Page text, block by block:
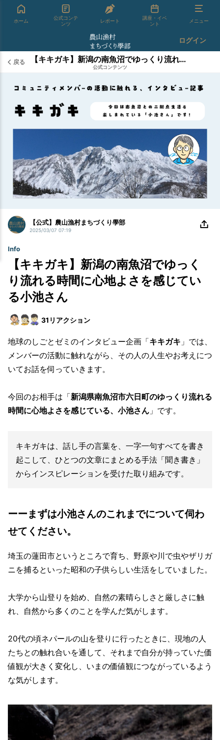
ホーム
公式コンテ
ンツ
レポート
講座・イベ
ント
メニュー
ログイン
戻る 【キキガキ】新潟の南魚沼でゆっくり流れる時間に心地よさを感じている小池さん
公式コンテンツ
【公式】農山漁村まちづくり學部
2025/03/07 07:19
Info
【キキガキ】新潟の南魚沼でゆっく
り流れる時間に心地よさを感じてい
る小池さん
31 リアクション
地球のしごとゼミのインタビュー企画「キキガキ 」では、
メンバーの活動に触れながら、その人の人生やお考えにつ
いてお話を伺っていきます。
今回のお相手は「新潟県南魚沼市六日町のゆっくり流れる
時間に心地よさを感じている、小池さん 」です。
キキガキは、話し手の言葉を、一字一句すべてを書き
起こして、ひとつの文章にまとめる手法「聞き書き」
からインスピレーションを受けた取り組みです。
ーーまずは小池さんのこれまでについて伺わ
せてください。
埼玉の蓮田市というところで育ち、野原や川で虫やザリガ
ニを捕るといった昭和の子供らしい生活をしていました。
大学から山登りを始め、自然の素晴らしさと厳しさに触
れ、自然から多くのことを学んだ気がします。
20代の頃ネパールの山を登りに行ったときに、現地の人
たちとの触れ合いを通して、それまで自分が持っていた価
値観が大きく変化し、いまの価値観につながっているよう
な気がします。